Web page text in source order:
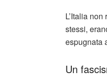
L’Italia
stessi,
espugnata
Un